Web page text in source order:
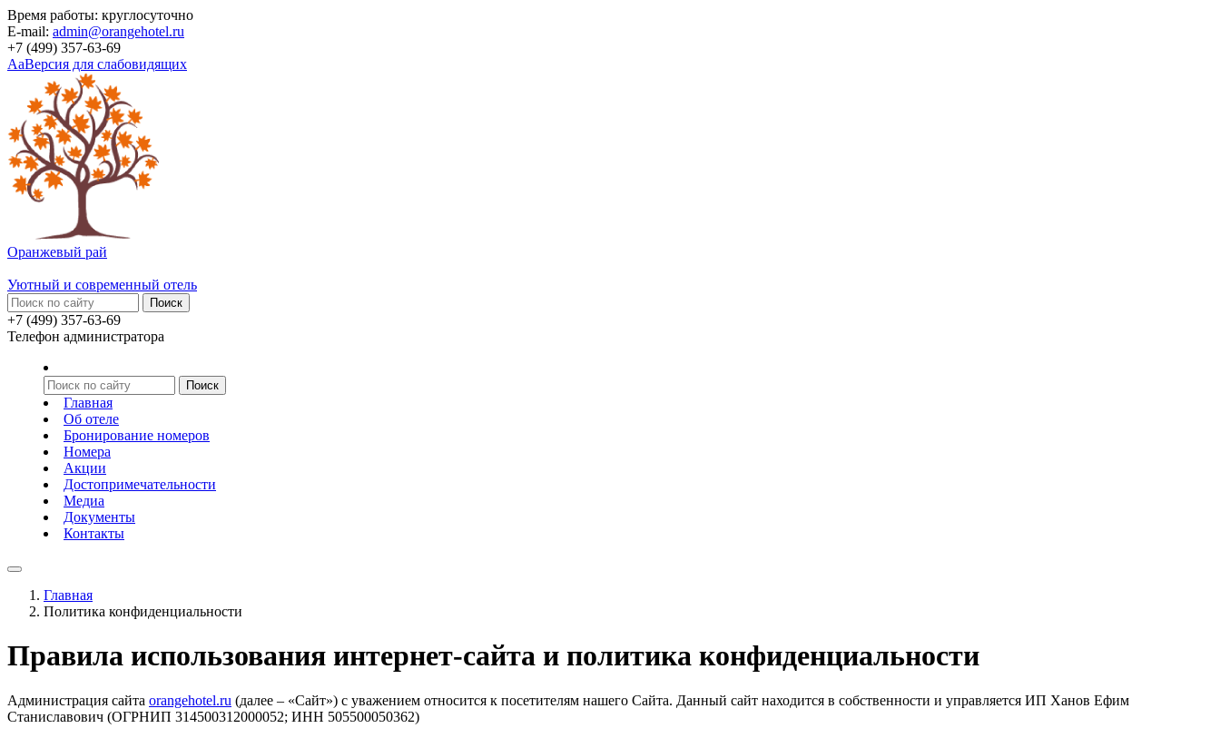
Время работы: круглосуточно
E-mail: admin@orangehotel.ru
+7 (499) 357-63-69
AaВерсия для слабовидящих
Оранжевый рай
Уютный и современный отель
+7 (499) 357-63-69
Телефон администратора
Главная
Об отеле
Бронирование номеров
Номера
Акции
Достопримечательности
Медиа
Документы
Контакты
Главная
Политика конфиденциальности
Правила использования интернет-сайта и политика конфиденциальности
Администрация сайта orangehotel.ru (далее – «Сайт») с уважением относится к посетителям нашего Сайта. Данный сайт находится в собственности и управляется ИП Ханов Ефим
Станиславович (ОГРНИП 314500312000052; ИНН 505500050362)